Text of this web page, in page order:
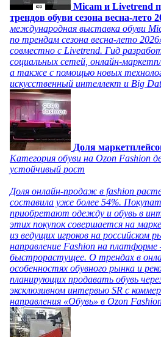
Micam и Livetrend
трендов обуви сезона весна-лето
международная выставка обуви
по трендам сезона весна-лето
совместно с Livetrend. Гид
социальных сетей, онлайн-
а также с помощью новых
искусственный интеллект и Big
Доля
Категория обуви на Ozon Fashion
устойчивый рост
Доля онлайн-продаж в fashion
составила уже более 54%.
приобретают одежду и обувь в
этих покупок совершается на
из ведущих игроков на российском
направление Fashion на платформе
быстрорастущее. О трендах в
особенностях обувного рынка и
планирующих продавать обувь
эксклюзивном интервью SR с
направления «Обувь» в Ozon